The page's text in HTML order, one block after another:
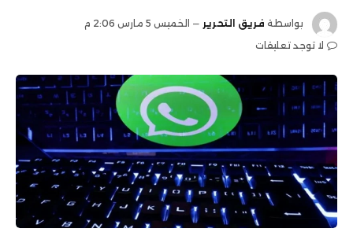
بواسطة فريق التحرير
الخميس 5 مارس 2:06 م
لا توجد تعليقات